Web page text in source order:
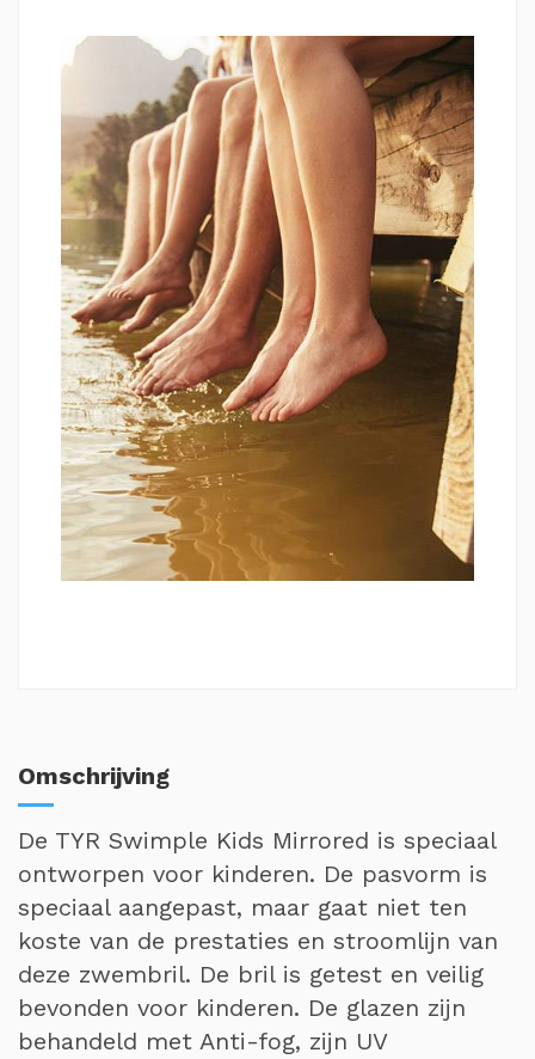
Omschrijving
De TYR Swimple Kids Mirrored is speciaal
ontworpen voor kinderen. De pasvorm is
speciaal aangepast, maar gaat niet ten
koste van de prestaties en stroomlijn van
deze zwembril. De bril is getest en veilig
bevonden voor kinderen. De glazen zijn
behandeld met Anti-fog, zijn UV